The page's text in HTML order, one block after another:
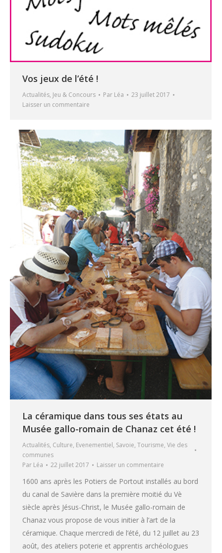
Vos jeux de l’été !
Actualités, Jeu & Concours Par Léa
23 juillet 2017
Laisser un commentaire
La céramique dans tous ses états au
Musée gallo-romain de Chanaz cet été !
Actualités, Culture, Evenementiel, Savoie, Tourisme, Vie des
communes
Par Léa 22 juillet 2017 Laisser un commentaire
1600 ans après les Potiers de Portout installés au bord
du canal de Savière dans la première moitié du Vè
siècle après Jésus-Christ, le Musée gallo-romain de
Chanaz vous propose de vous initier à l’art de la
céramique. Chaque mercredi de l’été, du 12 juillet au 23
août, des ateliers poterie et apprentis archéologues